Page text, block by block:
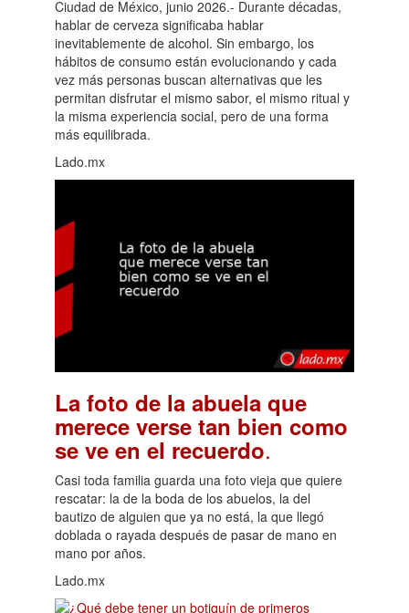
Ciudad de México, junio 2026.- Durante décadas,
hablar de cerveza significaba hablar
inevitablemente de alcohol. Sin embargo, los
hábitos de consumo están evolucionando y cada
vez más personas buscan alternativas que les
permitan disfrutar el mismo sabor, el mismo ritual y
la misma experiencia social, pero de una forma
más equilibrada.
Lado.mx
La foto de la abuela que
merece verse tan bien como
se ve en el recuerdo.
Casi toda familia guarda una foto vieja que quiere
rescatar: la de la boda de los abuelos, la del
bautizo de alguien que ya no está, la que llegó
doblada o rayada después de pasar de mano en
mano por años.
Lado.mx